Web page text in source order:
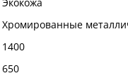
Хромированные
1400
650